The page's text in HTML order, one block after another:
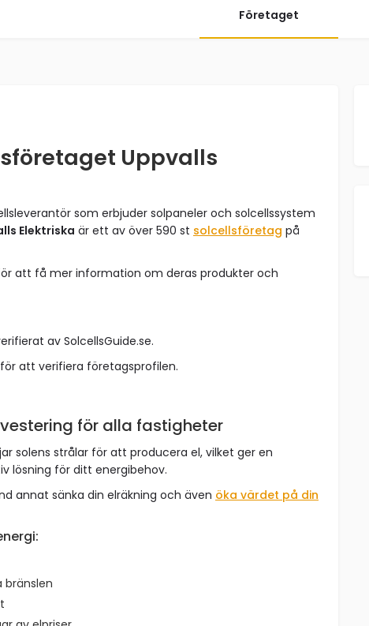
Företaget
Uppvalls
som erbjuder solpaneler och solcellssystem
Elektriska är ett av över 590 st solcellsföretag på
att få mer information om deras produkter och
av SolcellsGuide.se.
för att verifiera företagsprofilen.
för alla fastigheter
solens strålar för att producera el, vilket ger en
lösning för ditt energibehov.
annat sänka din elräkning och även öka värdet på din
bränslen